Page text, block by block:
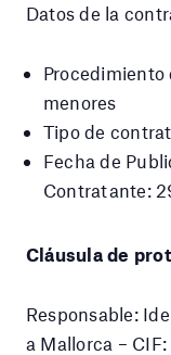
Datos de la
menores
Tipo de
Fecha de
Contratante:
Cláusula de
Responsable:
a Mallorca –